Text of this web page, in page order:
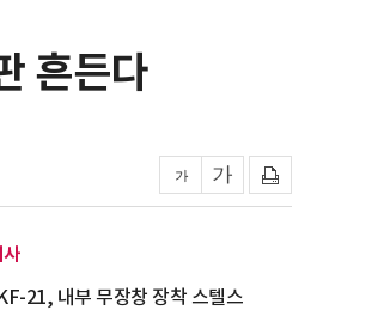
흔든다
사
21, 내부 무장창 장착 스텔스